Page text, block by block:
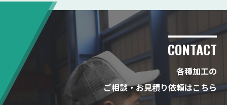
CONTACT
各種加工の
ご相談・お見積り依頼はこちら